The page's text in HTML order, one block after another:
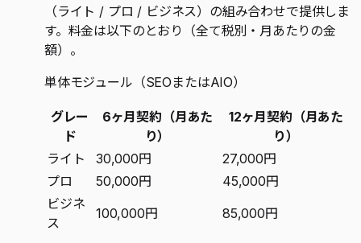
（ライト / プロ / ビジネス）の組み合わせで提供しま
す。料金は以下のとおり（全て税別・月あたりの金
額）。
単体モジュール（SEOまたはAIO）
グレー
ド
6ヶ月契約（月あた
り）
12ヶ月契約（月あた
り）
ライト
30,000円
27,000円
プロ
50,000円
45,000円
ビジネ
ス
100,000円 85,000円